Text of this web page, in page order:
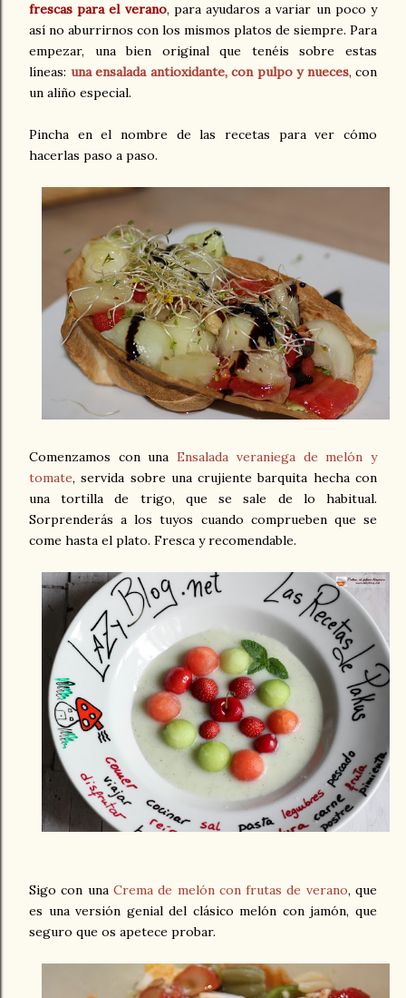
frescas para el verano, para ayudaros a variar un poco y
así no aburrirnos con los mismos platos de siempre. Para
empezar, una bien original que tenéis sobre estas
líneas: una ensalada antioxidante, con pulpo y nueces, con
un aliño especial.
Pincha en el nombre de las recetas para ver cómo
hacerlas paso a paso.
Comenzamos con unaEnsalada veraniega de melón y
tomate, servida sobre una crujiente barquita hecha con
una tortilla de trigo, que se sale de lo habitual.
Sorprenderás a los tuyos cuando comprueben que se
come hasta el plato. Fresca y recomendable.
Sigo con una Crema de melón con frutas de verano, que
es una versión genial del clásico melón con jamón, que
seguro que os apetece probar.